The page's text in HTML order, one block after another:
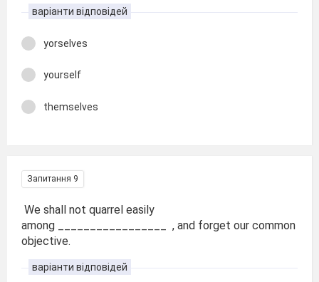
варіанти відповідей
yorselves
yourself
themselves
Запитання 9
We shall not quarrel easily
among _________________ , and forget our common
objective.
варіанти відповідей